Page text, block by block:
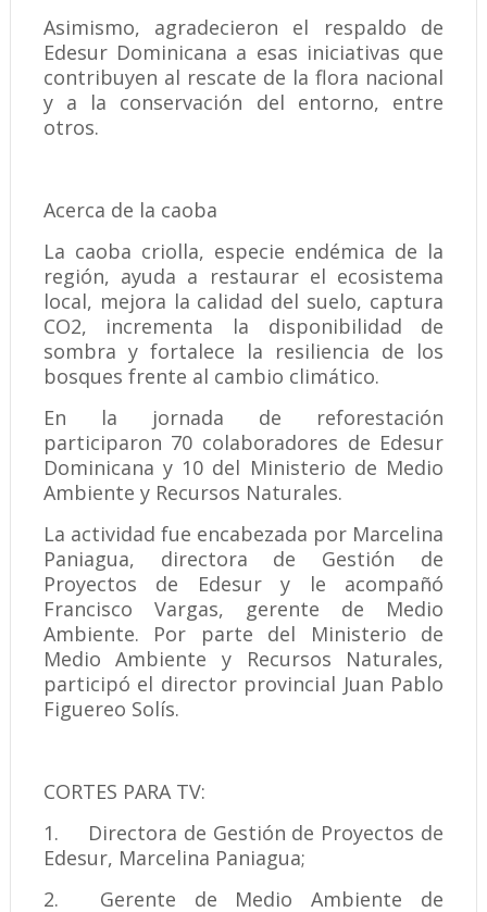
Asimismo, agradecieron el respaldo de
Edesur Dominicana a esas iniciativas que
contribuyen al rescate de la flora nacional
y a la conservación del entorno, entre
otros.
Acerca de la caoba
La caoba criolla, especie endémica de la
región, ayuda a restaurar el ecosistema
local, mejora la calidad del suelo, captura
CO2, incrementa la disponibilidad de
sombra y fortalece la resiliencia de los
bosques frente al cambio climático.
En la jornada de reforestación
participaron 70 colaboradores de Edesur
Dominicana y 10 del Ministerio de Medio
Ambiente y Recursos Naturales.
La actividad fue encabezada por Marcelina
Paniagua, directora de Gestión de
Proyectos de Edesur y le acompañó
Francisco Vargas, gerente de Medio
Ambiente. Por parte del Ministerio de
Medio Ambiente y Recursos Naturales,
participó el director provincial Juan Pablo
Figuereo Solís.
CORTES PARA TV:
1.
Directora de Gestión de Proyectos de
Edesur, Marcelina Paniagua;
2.
Gerente de Medio Ambiente de